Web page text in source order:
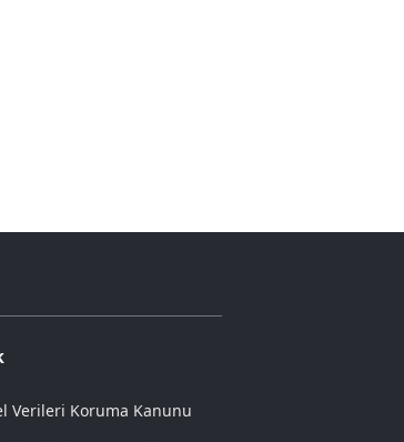
Verileri Koruma Kanunu